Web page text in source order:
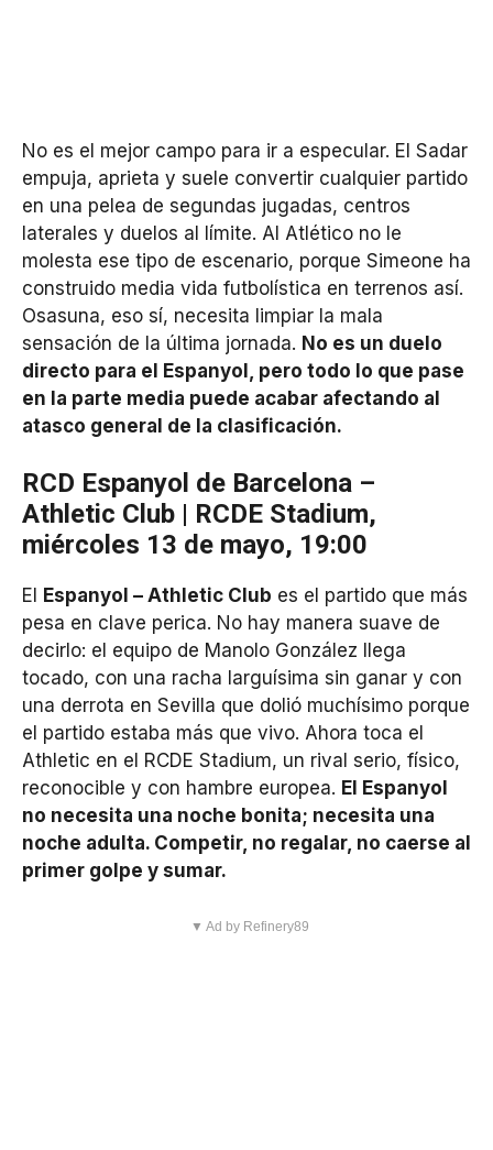
No es el mejor campo para ir a especular. El Sadar
empuja, aprieta y suele convertir cualquier partido
en una pelea de segundas jugadas, centros
laterales y duelos al límite. Al Atlético no le
molesta ese tipo de escenario, porque Simeone ha
construido media vida futbolística en terrenos así.
Osasuna, eso sí, necesita limpiar la mala
sensación de la última jornada. No es un duelo
directo para el Espanyol, pero todo lo que pase
en la parte media puede acabar afectando al
atasco general de la clasificación.
RCD Espanyol de Barcelona –
Athletic Club | RCDE Stadium,
miércoles 13 de mayo, 19:00
El Espanyol – Athletic Club es el partido que más
pesa en clave perica. No hay manera suave de
decirlo: el equipo de Manolo González llega
tocado, con una racha larguísima sin ganar y con
una derrota en Sevilla que dolió muchísimo porque
el partido estaba más que vivo. Ahora toca el
Athletic en el RCDE Stadium, un rival serio, físico,
reconocible y con hambre europea. El Espanyol
no necesita una noche bonita; necesita una
noche adulta. Competir, no regalar, no caerse al
primer golpe y sumar.
▼ Ad by Refinery89